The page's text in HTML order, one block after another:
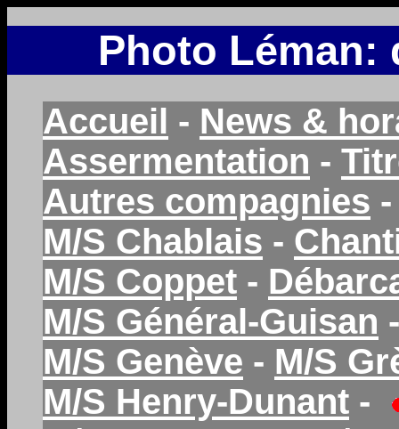
Photo Léman:
Accueil - News &
Assermentation -
Autres compagnies
M/S Chablais -
M/S Coppet -
M/S Général-Guisan
M/S Genève - M/S
M/S Henry-Dunant -